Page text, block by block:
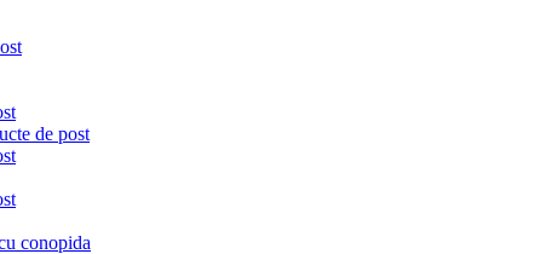
de post
conopida